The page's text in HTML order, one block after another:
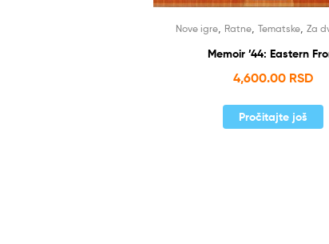
Nove igre Ratne Tematske Za
Memoir ’44: Eastern
4,600.00 RSD
Pročitajte još